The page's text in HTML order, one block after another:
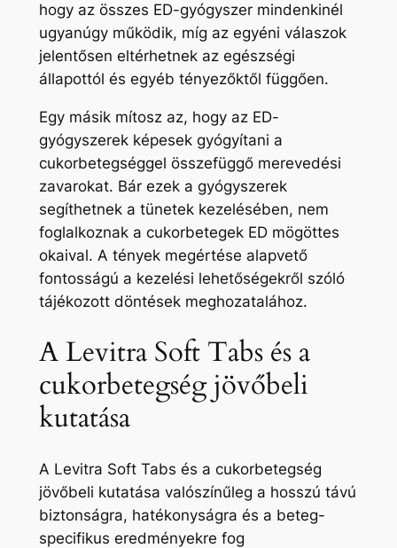
hogy az összes ED-gyógyszer mindenkinél
ugyanúgy működik, míg az egyéni válaszok
jelentősen eltérhetnek az egészségi
állapottól és egyéb tényezőktől függően.
Egy másik mítosz az, hogy az ED-
gyógyszerek képesek gyógyítani a
cukorbetegséggel összefüggő merevedési
zavarokat. Bár ezek a gyógyszerek
segíthetnek a tünetek kezelésében, nem
foglalkoznak a cukorbetegek ED mögöttes
okaival. A tények megértése alapvető
fontosságú a kezelési lehetőségekről szóló
tájékozott döntések meghozatalához.
A Levitra Soft Tabs és a
cukorbetegség jövőbeli
kutatása
A Levitra Soft Tabs és a cukorbetegség
jövőbeli kutatása valószínűleg a hosszú távú
biztonságra, hatékonyságra és a beteg-
specifikus eredményekre fog